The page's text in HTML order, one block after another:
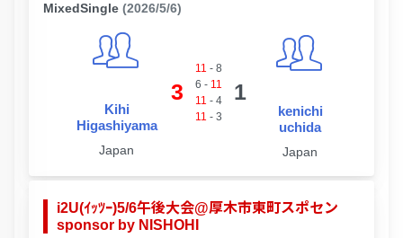
MixedSingle (2026/5/6)
Kihi
Higashiyama
Japan
3
11 - 8
6 - 11
11 - 4
11 - 3
1
kenichi
uchida
Japan
i2U(ｲｯﾂｰ)5/6午後大会@厚木市東町スポセン
sponsor by NISHOHI